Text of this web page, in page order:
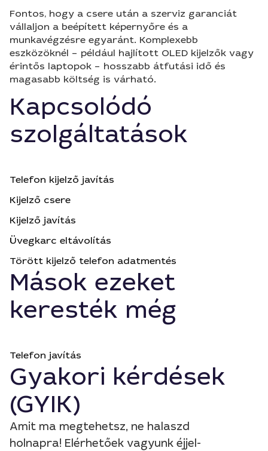
Fontos, hogy a csere után a szerviz garanciát
vállaljon a beépített képernyőre és a
munkavégzésre egyaránt. Komplexebb
eszközöknél – például hajlított OLED kijelzők vagy
érintős laptopok – hosszabb átfutási idő és
magasabb költség is várható.
Kapcsolódó
szolgáltatások
Telefon kijelző javítás
Kijelző csere
Kijelző javítás
Üvegkarc eltávolítás
Törött kijelző telefon adatmentés
Mások ezeket
keresték még
Telefon javítás
Gyakori kérdések
(GYIK)
Amit ma megtehetsz, ne halaszd
holnapra! Elérhetőek vagyunk éjjel-